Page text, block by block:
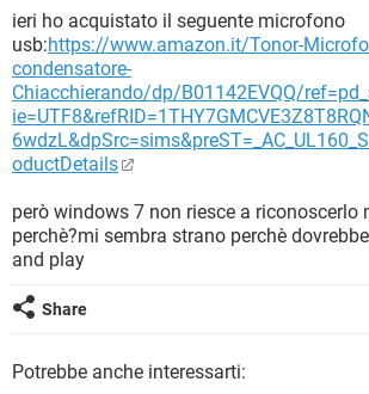
HARDWARE
INSTAGRAM WHATSAPP
TIKTOK FACEBOOK
HARDWARE
iOS WINDOWS 10
INSTAGRAM
TIKTOK FACEBOOK
HARDWARE
COVID-19 GAMING
INTRATTENIMENTO ANDROID
iOS WINDOWS
INSTAGRAM WHATSAPP
TIKTOK
HARDWARE
ieri ho acquistato il seguente microfono
usb:https://www.amazon.it/Tonor-
condensatore-
Chiacchierando/dp/B01142EVQQ/
oductDetails
però windows 7 non riesce a riconoscerlo
perchè?mi sembra strano perchè
and play
Share
Potrebbe anche interessarti: